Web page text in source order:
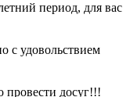
период, для вас
с удовольствием
досуг!!!